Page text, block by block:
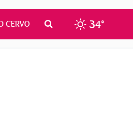
CERVO 34°